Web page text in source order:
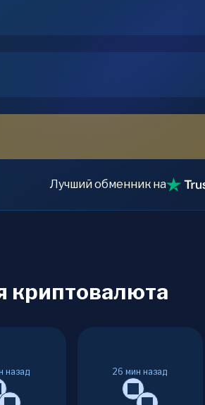
Лучший обменник на
криптовалюта
назад 26 мин назад